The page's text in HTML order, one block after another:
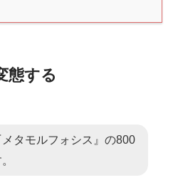
態する
タモルフォシス』の800